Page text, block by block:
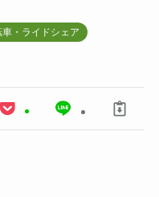
・ライドシェア